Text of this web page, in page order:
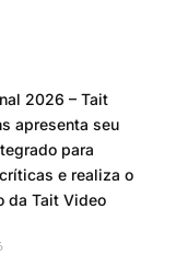
2026 – Tait
apresenta seu
para
e realiza o
da Tait Video